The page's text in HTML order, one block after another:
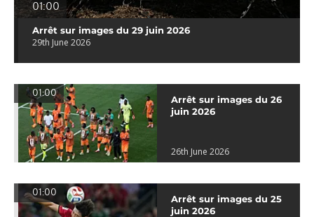
01:00
Arrêt sur images du 29 juin 2026
29th June 2026
01:00
Arrêt sur images du 26
juin 2026
26th June 2026
01:00
Arrêt sur images du 25
juin 2026